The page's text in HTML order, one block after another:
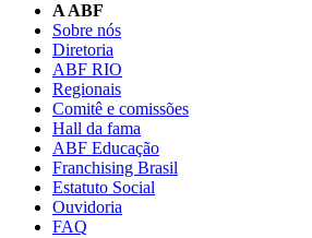
A ABF
Sobre nós
Diretoria
ABF RIO
Regionais
Comitê e comissões
Hall da fama
ABF Educação
Franchising Brasil
Estatuto Social
Ouvidoria
FAQ